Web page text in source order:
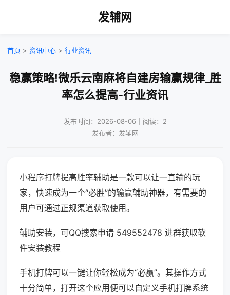
发辅网
首页 > 资讯中心 > 行业资讯
稳赢策略!微乐云南麻将自建房输赢规律_胜
率怎么提高-行业资讯
发布时间：2026-08-06｜阅读：2
发布者：发辅网
小程序打牌提高胜率辅助是一款可以让一直输的玩
家，快速成为一个“必胜”的输赢辅助神器，有需要的
用户可通过正规渠道获取使用。
辅助安装，可QQ搜索申请 549552478 进群获取软
件安装教程
手机打牌可以一键让你轻松成为“必赢”。其操作方式
十分简单，打开这个应用便可以自定义手机打牌系统